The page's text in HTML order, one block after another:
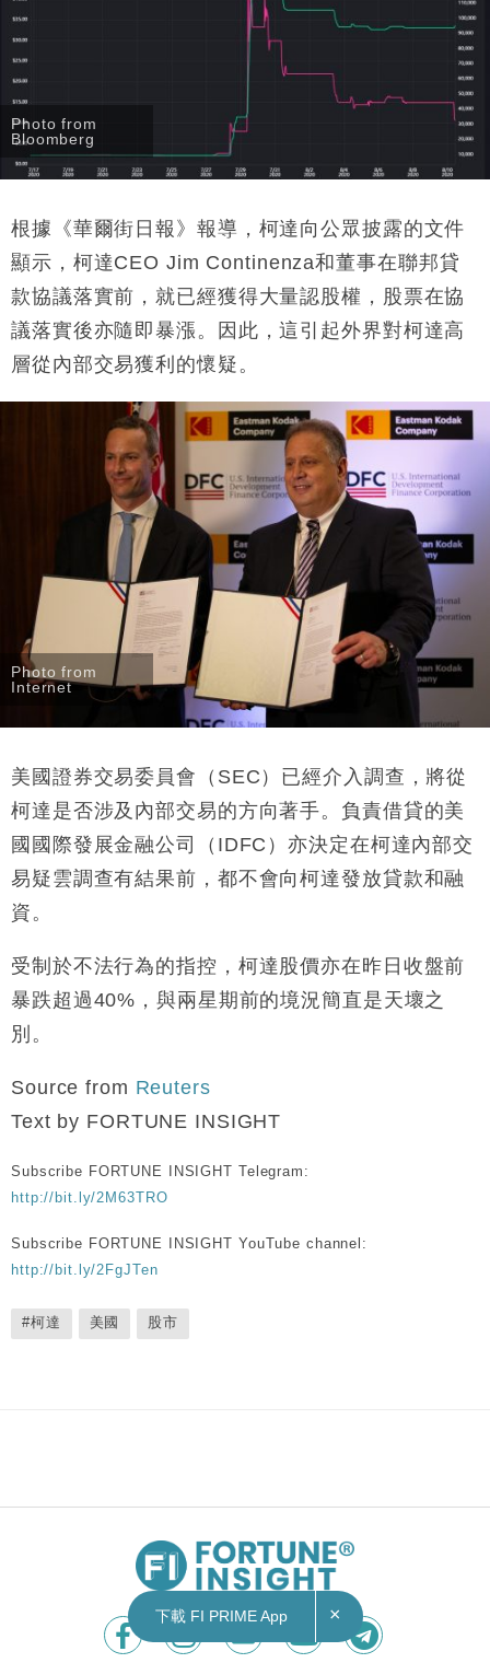
13:44
財經｜內地7月美元計價出口增近24%勝預期 貿易順
Photo from
Bloomberg
根據《華爾街日報》報導，柯達向公眾披露的文件
顯示，柯達CEO Jim Continenza和董事在聯邦貸
款協議落實前，就已經獲得大量認股權，股票在協
議落實後亦隨即暴漲。因此，這引起外界對柯達高
層從內部交易獲利的懷疑。
Photo from
Internet
美國證券交易委員會（SEC）已經介入調查，將從
柯達是否涉及內部交易的方向著手。負責借貸的美
國國際發展金融公司（IDFC）亦決定在柯達內部交
易疑雲調查有結果前，都不會向柯達發放貸款和融
資。
受制於不法行為的指控，柯達股價亦在昨日收盤前
暴跌超過40%，與兩星期前的境況簡直是天壞之
別。
Source from Reuters
Text by FORTUNE INSIGHT
Subscribe FORTUNE INSIGHT Telegram:
http://bit.ly/2M63TRO
Subscribe FORTUNE INSIGHT YouTube channel:
http://bit.ly/2FgJTen
#柯達 美國 股市
下載 FI PRIME App ×